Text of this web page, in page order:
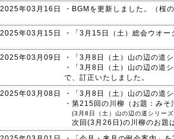
2025年03月16日
・BGMを更新しました。（桜の
2025年03月15日 ・「3月15日（土）総会ウオ
2025年03月09日
・「3月8日（土）山の辺の道
・「3月8日（土）山の辺の道
で、訂正いたしました。
2025年03月08日
・「3月8日（土）山の辺の道
・第215回の川柳（お題：み
(3月8日（土）山の辺の道シリー
次回(3月26日)の川柳のお題